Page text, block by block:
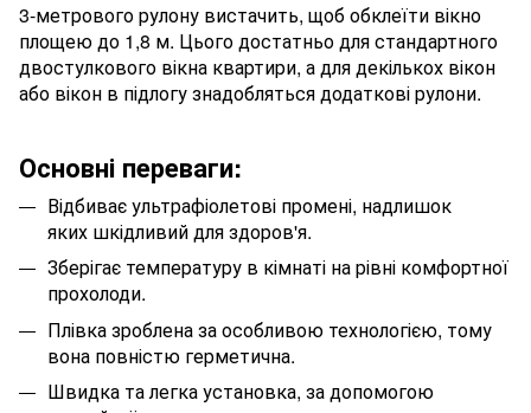
3-метрового рулону вистачить, щоб обклеїти вікно
площею до 1,8 м. Цього достатньо для стандартного
двостулкового вікна квартири, а для декількох вікон
або вікон в підлогу знадобляться додаткові рулони.
Основні переваги:
Відбиває ультрафіолетові промені, надлишок
яких шкідливий для здоров'я.
Зберігає температуру в кімнаті на рівні комфортної
прохолоди.
Плівка зроблена за особливою технологією, тому
вона повністю герметична.
Швидка та легка установка, за допомогою